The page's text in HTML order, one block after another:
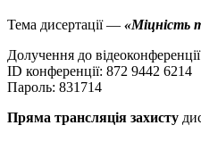
Тема дисертації — «Міцність
Долучення до
ID конференції: 872 9442 6214
Пароль: 831714
Пряма трансляція захисту